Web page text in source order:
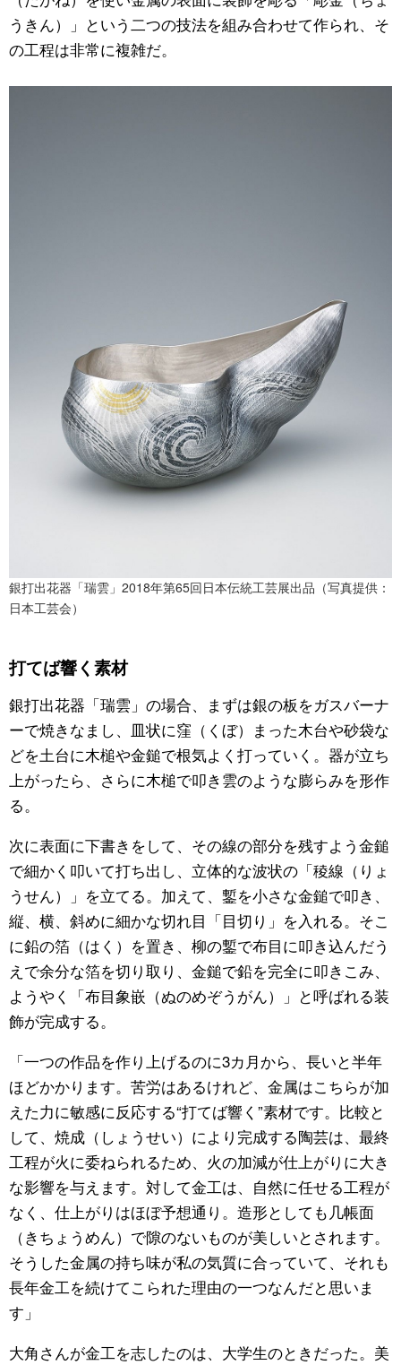
うきん）」という二つの技法を組み合わせて作られ、そ
の工程は非常に複雑だ。
銀打出花器「瑞雲」2018年第65回日本伝統工芸展出品（写真提供：
日本工芸会）
打てば響く素材
銀打出花器「瑞雲」の場合、まずは銀の板をガスバーナ
ーで焼きなまし、皿状に窪（くぼ）まった木台や砂袋な
どを土台に木槌や金鎚で根気よく打っていく。器が立ち
上がったら、さらに木槌で叩き雲のような膨らみを形作
る。
次に表面に下書きをして、その線の部分を残すよう金鎚
で細かく叩いて打ち出し、立体的な波状の「稜線（りょ
うせん）」を立てる。加えて、鏨を小さな金鎚で叩き、
縦、横、斜めに細かな切れ目「目切り」を入れる。そこ
に鉛の箔（はく）を置き、柳の鏨で布目に叩き込んだう
えで余分な箔を切り取り、金鎚で鉛を完全に叩きこみ、
ようやく「布目象嵌（ぬのめぞうがん）」と呼ばれる装
飾が完成する。
「一つの作品を作り上げるのに3カ月から、長いと半年
ほどかかります。苦労はあるけれど、金属はこちらが加
えた力に敏感に反応する“打てば響く”素材です。比較と
して、焼成（しょうせい）により完成する陶芸は、最終
工程が火に委ねられるため、火の加減が仕上がりに大き
な影響を与えます。対して金工は、自然に任せる工程が
なく、仕上がりはほぼ予想通り。造形としても几帳面
（きちょうめん）で隙のないものが美しいとされます。
そうした金属の持ち味が私の気質に合っていて、それも
長年金工を続けてこられた理由の一つなんだと思いま
す」
大角さんが金工を志したのは、大学生のときだった。美